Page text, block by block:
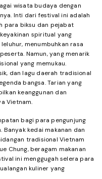
wisata budaya dengan
Inti dari festival ini adalah
para biksu dan pejabat
spiritual yang
menumbuhkan rasa
Namun, yang menarik
yang memukau.
dan lagu daerah tradisional
bangsa. Tarian yang
keanggunan dan
Vietnam.
bagi para pengunjung
Banyak kedai makanan dan
tradisional Vietnam
Chung, beragam makanan
ini menggugah selera para
kuliner yang